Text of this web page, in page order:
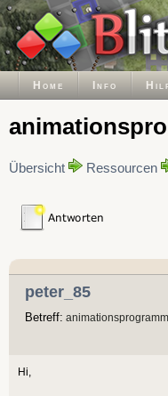
Home Info
Übersicht Ressourcen
peter_85
Betreff: animationsprogramm
Hi,